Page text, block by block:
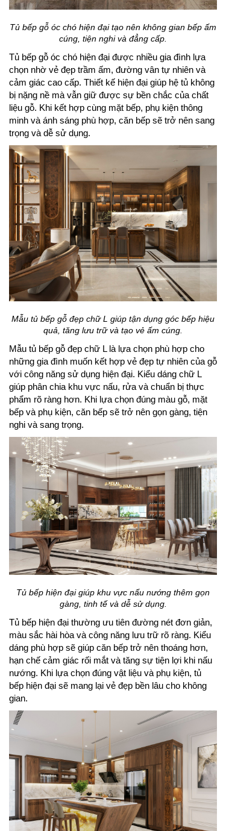
Tủ bếp gỗ óc chó hiện đại tạo nên không gian bếp ấm
cúng, tiện nghi và đẳng cấp.
Tủ bếp gỗ óc chó hiện đại được nhiều gia đình lựa
chọn nhờ vẻ đẹp trầm ấm, đường vân tự nhiên và
cảm giác cao cấp. Thiết kế hiện đại giúp hệ tủ không
bị nặng nề mà vẫn giữ được sự bền chắc của chất
liệu gỗ. Khi kết hợp cùng mặt bếp, phụ kiện thông
minh và ánh sáng phù hợp, căn bếp sẽ trở nên sang
trọng và dễ sử dụng.
Mẫu tủ bếp gỗ đẹp chữ L giúp tận dụng góc bếp hiệu
quả, tăng lưu trữ và tạo vẻ ấm cúng.
Mẫu tủ bếp gỗ đẹp chữ L là lựa chọn phù hợp cho
những gia đình muốn kết hợp vẻ đẹp tự nhiên của gỗ
với công năng sử dụng hiện đại. Kiểu dáng chữ L
giúp phân chia khu vực nấu, rửa và chuẩn bị thực
phẩm rõ ràng hơn. Khi lựa chọn đúng màu gỗ, mặt
bếp và phụ kiện, căn bếp sẽ trở nên gọn gàng, tiện
nghi và sang trọng.
Tủ bếp hiện đại giúp khu vực nấu nướng thêm gọn
gàng, tinh tế và dễ sử dụng.
Tủ bếp hiện đại thường ưu tiên đường nét đơn giản,
màu sắc hài hòa và công năng lưu trữ rõ ràng. Kiểu
dáng phù hợp sẽ giúp căn bếp trở nên thoáng hơn,
hạn chế cảm giác rối mắt và tăng sự tiện lợi khi nấu
nướng. Khi lựa chọn đúng vật liệu và phụ kiện, tủ
bếp hiện đại sẽ mang lại vẻ đẹp bền lâu cho không
gian.